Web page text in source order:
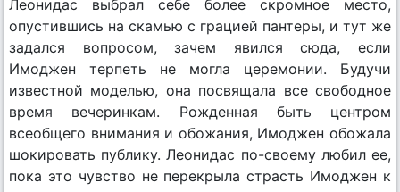
Леонидас выбрал себе более скромное место,
опустившись на скамью с грацией пантеры, и тут же
задался вопросом, зачем явился сюда, если
Имоджен терпеть не могла церемонии. Будучи
известной моделью, она посвящала все свободное
время вечеринкам. Рожденная быть центром
всеобщего внимания и обожания, Имоджен обожала
шокировать публику. Леонидас по-своему любил ее,
пока это чувство не перекрыла страсть Имоджен к